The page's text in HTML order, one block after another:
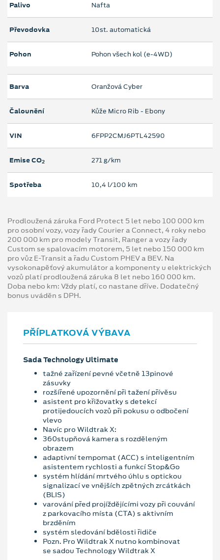
Palivo Nafta
Převodovka 10st. automatická
Pohon Pohon všech kol (e-4WD)
Barva Oranžová Cyber
Čalounění Kůže Micro Rib - Ebony
VIN 6FPP2CMJ6PTL42590
Emise CO2 271 g/km
Spotřeba 10,4 l/100 km
Prodloužená záruka Ford Protect 5 let nebo 100 000 km
pro osobní vozy, vozy řady Courier a Connect, 4 roky nebo
200 000 km pro modely Transit, Ranger a vozy řady
Custom se spalovacím motorem, 5 let nebo 150 000 km
pro vůz E-Transit a řadu Custom PHEV a BEV. Na
vysokonapěťový akumulátor a komponenty u elektrických
vozů platí prodloužená záruka 8 let nebo 160 000 km.
Doba nebo km: Vždy platí, co nastane dříve. Dodatečný
bonus uváděn s DPH.
PŘÍPLATKOVÁ VÝBAVA
Sada Technology Ultimate
tažné zařízení pevné včetně 13pinové
zásuvky
rozšířené upozornění při tažení přívěsu
asistent pro křižovatky s detekcí
protijedoucích vozů při pokusu o odbočení
vlevo
Navíc pro Wildtrak X:
360stupňová kamera s rozděleným
obrazem
adaptivní tempomat (ACC) s inteligentním
asistentem rychlosti a funkcí Stop&Go
systém hlídání mrtvého úhlu s optickou
signalizací ve vnějších zpětných zrcátkách
(BLIS)
varování před projíždějícími vozy při couvání
z parkovacího místa (CTA) s aktivním
brzděním
systém sledování bdělosti řidiče
Pozn. Pro Wildtrak X nutno kombinovat
se sadou Technology Wildtrak X